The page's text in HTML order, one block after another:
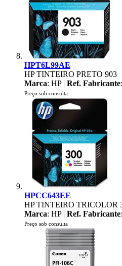
HPT6L99AE
HP TINTEIRO PRETO 903
Marca: HP | Ref. Fabricante
Preço sob consulta
HPCC643EE
HP TINTEIRO TRICOLOR
Marca: HP | Ref. Fabricante
Preço sob consulta